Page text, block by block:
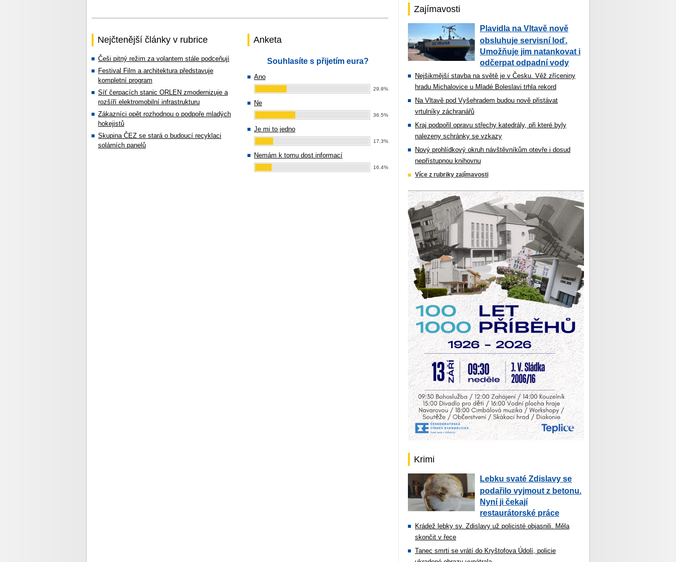
Nejčtenější články v rubrice
Češi pitný režim za volantem stále podceňují
Festival Film a architektura představuje
kompletní program
Síť čerpacích stanic ORLEN zmodernizuje a
rozšíří elektromobilní infrastrukturu
Zákazníci opět rozhodnou o podpoře mladých
hokejistů
Skupina ČEZ se stará o budoucí recyklaci
solárních panelů
Anketa
Souhlasíte s přijetím eura?
Ano
29.8%
Ne
36.5%
Je mi to jedno
17.3%
Nemám k tomu dost informací
16.4%
Zajímavosti
Plavidla na Vltavě nově
obsluhuje servisní loď.
Umožňuje jim natankovat i
odčerpat odpadní vody
Nejšikmější stavba na světě je v Česku. Věž zříceniny
hradu Michalovice u Mladé Boleslavi trhla rekord
Na Vltavě pod Vyšehradem budou nově přistávat
vrtulníky záchranářů
Kraj podpořil opravu střechy katedrály, při které byly
nalezeny schránky se vzkazy
Nový prohlídkový okruh návštěvníkům otevře i dosud
nepřístupnou knihovnu
Více z rubriky zajímavosti
Krimi
Lebku svaté Zdislavy se
podařilo vyjmout z betonu.
Nyní ji čekají
restaurátorské práce
Krádež lebky sv. Zdislavy už policisté objasnili. Měla
skončit v řece
Tanec smrti se vrátí do Kryštofova Údolí, policie